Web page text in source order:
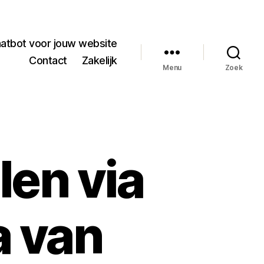
voor jouw website
Contact
Zakelijk
Menu Zoek
via
van